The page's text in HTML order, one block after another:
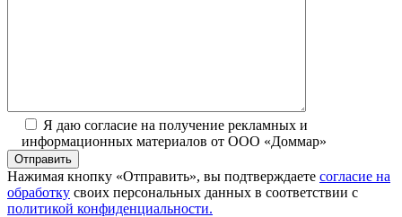
Я даю согласие на получение рекламных и
информационных материалов от ООО «Доммар»
Отправить
Нажимая кнопку «Отправить», вы подтверждаете согласие на
обработку своих персональных данных в соответствии с
политикой конфиденциальности.